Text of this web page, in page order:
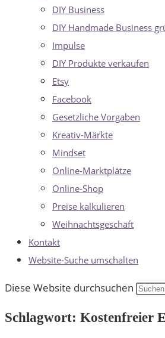
DIY Business
DIY Handmade Business
Impulse
DIY Produkte verkaufen
Etsy
Facebook
Gesetzliche Vorgaben
Kreativ-Märkte
Mindset
Online-Marktplätze
Online-Shop
Preise kalkulieren
Weihnachtsgeschäft
Kontakt
Website-Suche umschalten
Diese Website durchsuchen
Schlagwort: Kostenfreier